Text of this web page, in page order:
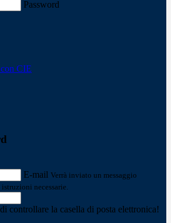
Password
CIE
E-mail Verrà inviato un messaggio
necessarie.
controllare la casella di posta elettronica!